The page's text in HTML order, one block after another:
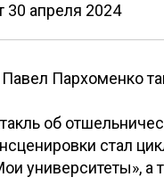
30 апреля 2024
Пархоменко
об
стал
университеты», а